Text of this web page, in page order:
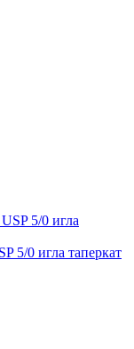
5/0 игла таперкат